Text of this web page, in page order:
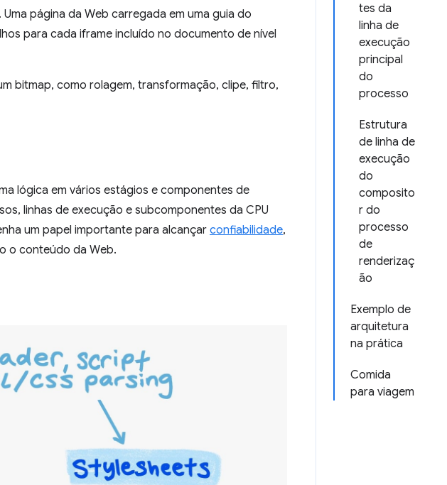
tes da
linha de
execução
principal
do
processo
Estrutura
de linha de
execução
do
composito
r do
processo
de
renderizaç
ão
Exemplo de
arquitetura
na prática
Comida
para viagem
página da Web carregada em uma guia do
para cada iframe incluído no documento de nível
bitmap, como rolagem, transformação, clipe, filtro,
lógica em vários estágios e componentes de
linhas de execução e subcomponentes da CPU
um papel importante para alcançarconfiabilidade,
o conteúdo da Web.